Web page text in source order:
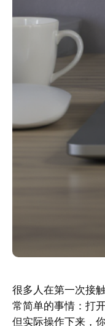
很多人在第一次接
常简单的事情：打
但实际操作下来，